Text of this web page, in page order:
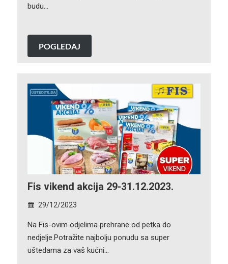
budu…
POGLEDAJ
Fis vikend akcija 29-31.12.2023.
29/12/2023
Na Fis-ovim odjelima prehrane od petka do
nedjelje.Potražite najbolju ponudu sa super
uštedama za vaš kućni…